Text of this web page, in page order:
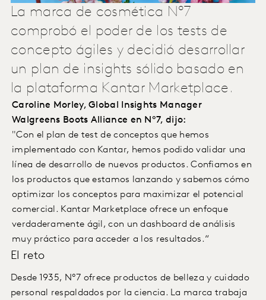
La marca de cosmética Nº7
comprobó el poder de los tests de
concepto ágiles y decidió desarrollar
un plan de insights sólido basado en
la plataforma Kantar Marketplace.
Caroline Morley, Global Insights Manager
Walgreens Boots Alliance en Nº7, dijo:
"Con el plan de test de conceptos que hemos
implementado con Kantar, hemos podido validar una
línea de desarrollo de nuevos productos. Confiamos en
los productos que estamos lanzando y sabemos cómo
optimizar los conceptos para maximizar el potencial
comercial. Kantar Marketplace ofrece un enfoque
verdaderamente ágil, con un dashboard de análisis
muy práctico para acceder a los resultados.“
El reto
Desde 1935, Nº7 ofrece productos de belleza y cuidado
personal respaldados por la ciencia. La marca trabaja